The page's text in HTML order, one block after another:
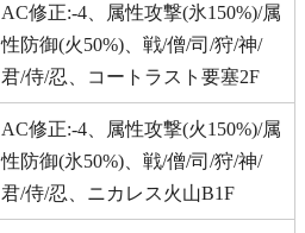
AC修正:-4、属性攻撃(氷150%)/属
性防御(火50%)、戦/僧/司/狩/神/
君/侍/忍、コートラスト要塞2F
AC修正:-4、属性攻撃(火150%)/属
性防御(氷50%)、戦/僧/司/狩/神/
君/侍/忍、ニカレス火山B1F